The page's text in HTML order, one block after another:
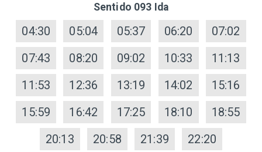
Sentido 093 Ida
04:30 05:04 05:37 06:20
07:02
07:43
08:20 09:02 10:33
11:13
11:53
12:36 13:19 14:02
15:16
15:59
16:42 17:25 18:10
18:55
20:13
20:58 21:39 22:20